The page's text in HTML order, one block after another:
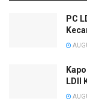
PC
LDII